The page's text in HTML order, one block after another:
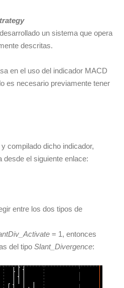
un sistema que opera
descritas.
en el uso del indicador MACD
es necesario previamente tener
compilado dicho indicador,
desde el siguiente enlace:
entre los dos tipos de
= 1, entonces
del tipo Slant_Divergence: